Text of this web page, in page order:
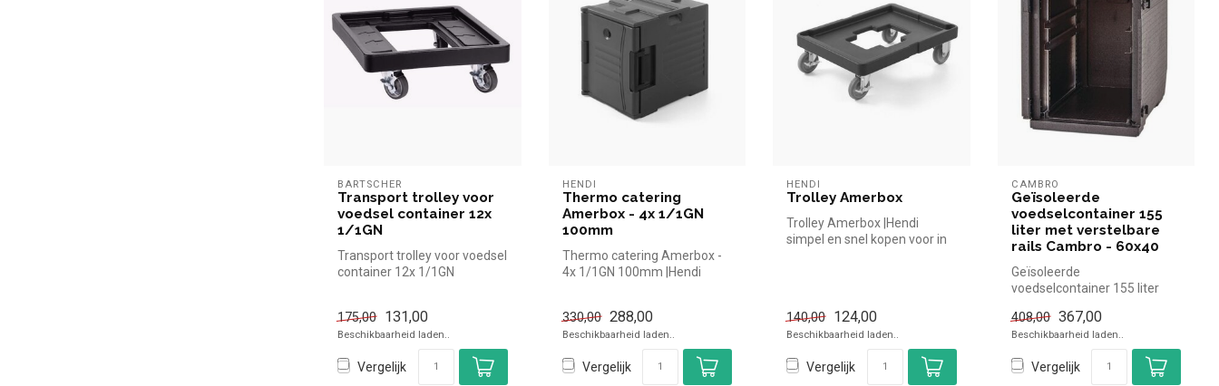
BARTSCHER
Transport trolley voor
voedsel container 12x
1/1GN
Transport trolley voor voedsel
container 12x 1/1GN
175,00 131,00
Beschikbaarheid laden..
Vergelijk
HENDI
Thermo catering
Amerbox - 4x 1/1GN
100mm
Thermo catering Amerbox -
4x 1/1GN 100mm |Hendi
330,00 288,00
Beschikbaarheid laden..
Vergelijk
HENDI
Trolley Amerbox
Trolley Amerbox |Hendi
simpel en snel kopen voor in
140,00 124,00
Beschikbaarheid laden..
Vergelijk
CAMBRO
Geïsoleerde
voedselcontainer 155
liter met verstelbare
rails Cambro - 60x40
Geïsoleerde
voedselcontainer 155 liter
- 60x40 Camb...
408,00 367,00
Beschikbaarheid laden..
Vergelijk